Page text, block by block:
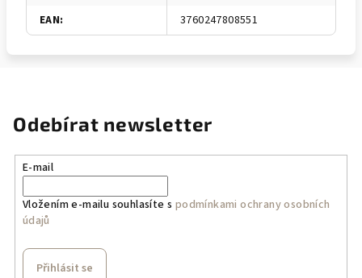
EAN: 3760247808551
Odebírat newsletter
E-mail
Vložením e-mailu souhlasíte s podmínkami ochrany osobních
údajů
Přihlásit se